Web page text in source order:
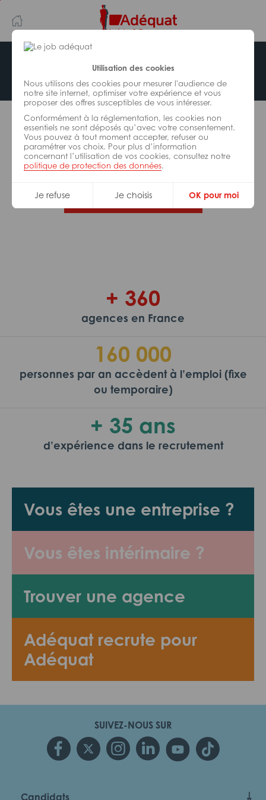
Utilisation des cookies
Nous utilisons des cookies pour mesurer l'audience de
notre site internet, optimiser votre expérience et vous
proposer des offres susceptibles de vous intéresser.
Conformément à la réglementation, les cookies non
essentiels ne sont déposés qu’avec votre consentement.
Vous pouvez à tout moment accepter, refuser ou
paramétrer vos choix. Pour plus d’information
concernant l’utilisation de vos cookies, consultez notre
politique de protection des données.
Je refuse Je choisis OK pour moi
au
contenu
principal
navigation
Offre indisponible
L’offre d’emploi que vous tentez de consulter n’est
plus disponible.
De nombreuses autres missions peuvent vous
correspondre, consultez toutes nos offres.
Trouvez votre job Adéquat !
Vous êtes une entreprise ?
Vous êtes intérimaire ?
Trouver une agence
Adéquat recrute pour
Adéquat
+ 360
agences en France
160 000
personnes par an accèdent à l’emploi (fixe
ou temporaire)
+ 35 ans
d’expérience dans le recrutement
SUIVEZ-NOUS SUR
Candidats